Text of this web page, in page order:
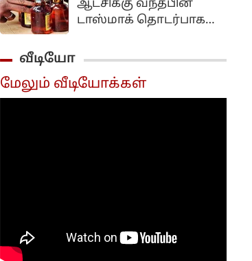
கோடீஸ்வரனாகவோ
மாறிவிடமாட்டோமோ
எதிர்பார்ப்புமே இதற்கு
காரணம்
ஆட்சிக்கு வந்தபின்
டாஸ்மாக் தொடர்பாக
வீடியோ
மேலும் வீடியோக்கள்